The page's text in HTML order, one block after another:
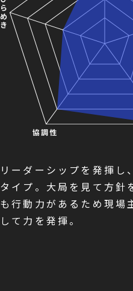
リーダーシップを発揮し
タイプ。大局を見て方針
も行動力があるため現場
して力を発揮。